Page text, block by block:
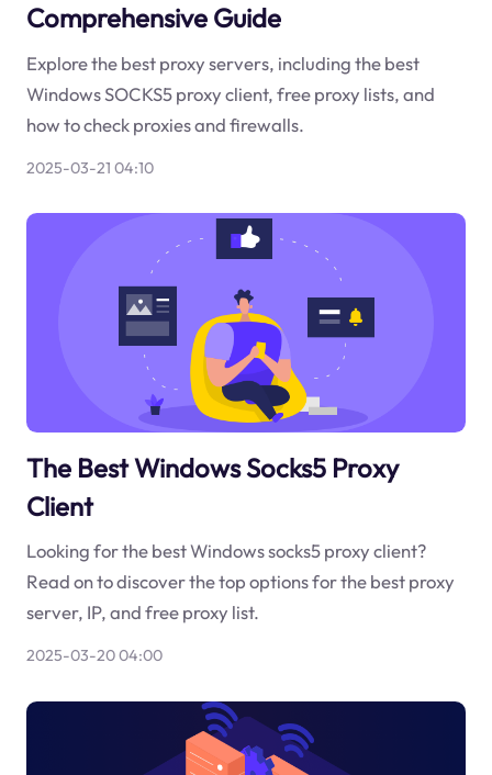
Comprehensive Guide
Explore the best proxy servers, including the best
Windows SOCKS5 proxy client, free proxy lists, and
how to check proxies and firewalls.
2025-03-21 04:10
The Best Windows Socks5 Proxy
Client
Looking for the best Windows socks5 proxy client?
Read on to discover the top options for the best proxy
server, IP, and free proxy list.
2025-03-20 04:00